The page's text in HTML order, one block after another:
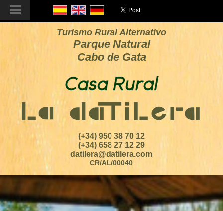
Turismo Rural Alternativo
Parque Natural
Cabo de Gata
(+34) 950 38 70 12
(+34) 658 27 12 29
datilera@datilera.com
CR/AL/00040